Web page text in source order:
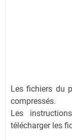
Les fichiers du
compressés.
Les
télécharger les